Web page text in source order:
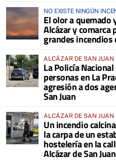
NO EXISTE NINGÚN
COMARCA
El olor a quemado
Alcázar y comarca
grandes incendios
ALCÁZAR DE SAN JUAN
La Policía
personas en La
agresión a dos
San Juan
ALCÁZAR DE SAN JUAN
Un incendio
la carpa de un
hostelería en la
Alcázar de San Juan